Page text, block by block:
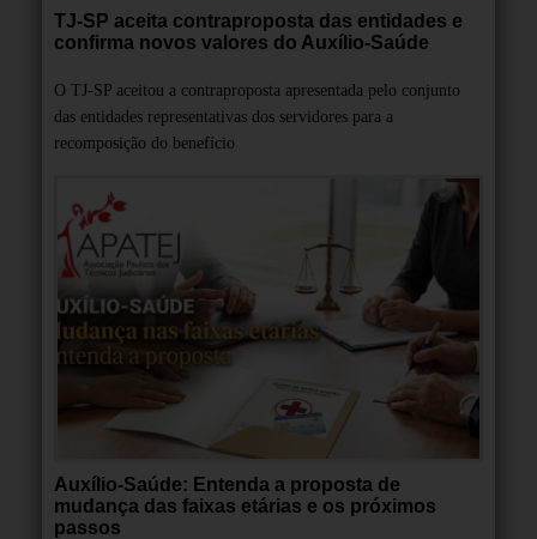
TJ-SP aceita contraproposta das entidades e
confirma novos valores do Auxílio-Saúde
O TJ-SP aceitou a contraproposta apresentada pelo conjunto
das entidades representativas dos servidores para a
recomposição do benefício
Auxílio-Saúde: Entenda a proposta de
mudança das faixas etárias e os próximos
passos